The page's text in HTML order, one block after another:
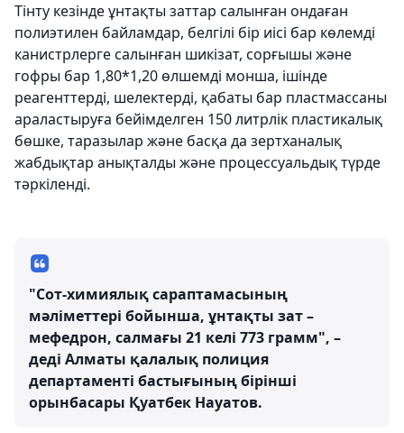
Тінту кезінде ұнтақты заттар салынған ондаған
полиэтилен байламдар, белгілі бір иісі бар көлемді
канистрлерге салынған шикізат, сорғышы және
гофры бар 1,80*1,20 өлшемді монша, ішінде
реагенттерді, шелектерді, қабаты бар пластмассаны
араластыруға бейімделген 150 литрлік пластикалық
бөшке, таразылар және басқа да зертханалық
жабдықтар анықталды және процессуальдық түрде
тәркіленді.
"Сот-химиялық сараптамасының
мәліметтері бойынша, ұнтақты зат –
мефедрон, салмағы 21 келі 773 грамм", –
деді Алматы қалалық полиция
департаменті бастығының бірінші
орынбасары Қуатбек Науатов.